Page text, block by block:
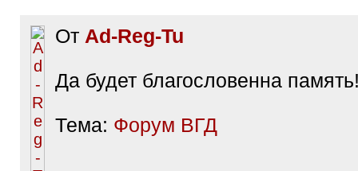
От Ad-Reg-Tu
Да будет благословенна
Тема: Форум ВГД